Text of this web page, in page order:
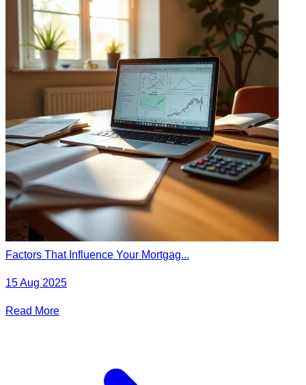
Factors That Influence Your Mortgag...
15 Aug 2025
Read More